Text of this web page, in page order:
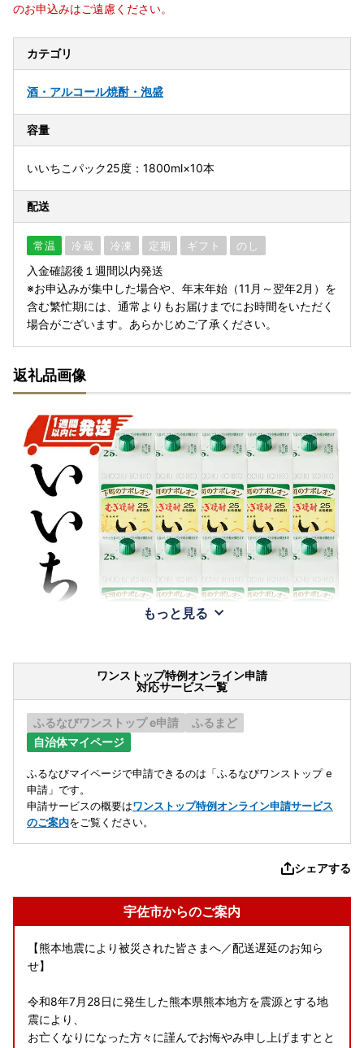
のお申込みはご遠慮ください。
カテゴリ
酒・アルコール焼酎・泡盛
容量
いいちこパック25度：1800ml×10本
配送
常温 冷蔵 冷凍 定期 ギフト のし
入金確認後１週間以内発送
※お申込みが集中した場合や、年末年始（11月～翌年2月）を
含む繁忙期には、通常よりもお届けまでにお時間をいただく
場合がございます。あらかじめご了承ください。
返礼品画像
もっと見る
ワンストップ特例オンライン申請
対応サービス一覧
ふるなびワンストップ e申請
ふるまど
自治体マイページ
ふるなびマイページで申請できるのは「ふるなびワンストップ e
申請」です。
申請サービスの概要はワンストップ特例オンライン申請サービス
のご案内をご覧ください。
シェアする
宇佐市からのご案内
【熊本地震により被災された皆さまへ／配送遅延のお知ら
せ】
令和8年7月28日に発生した熊本県熊本地方を震源とする地
震により、
お亡くなりになった方々に謹んでお悔やみ申し上げますとと